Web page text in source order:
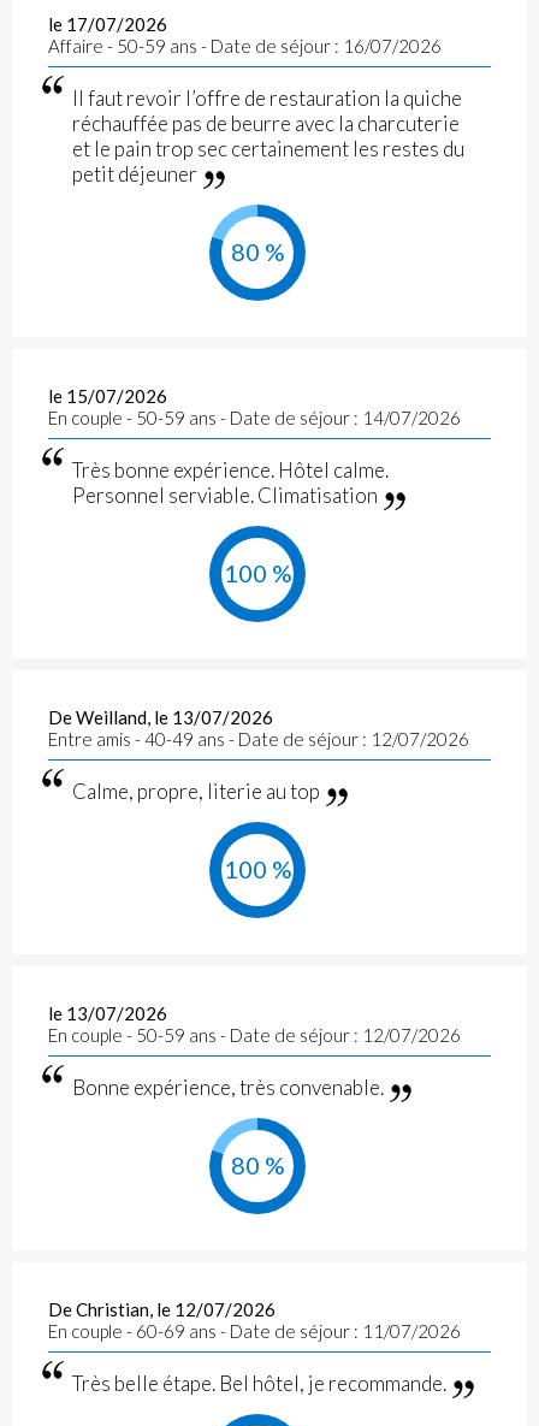
le 17/07/2026
Affaire - 50-59 ans - Date de séjour : 16/07/2026
Il faut revoir l’offre de restauration la quiche
réchauffée pas de beurre avec la charcuterie
et le pain trop sec certainement les restes du
petit déjeuner
80 %
le 15/07/2026
En couple - 50-59 ans - Date de séjour : 14/07/2026
Très bonne expérience. Hôtel calme.
Personnel serviable. Climatisation
100 %
De Weilland, le 13/07/2026
Entre amis - 40-49 ans - Date de séjour : 12/07/2026
Calme, propre, literie au top
100 %
le 13/07/2026
En couple - 50-59 ans - Date de séjour : 12/07/2026
Bonne expérience, très convenable.
80 %
De Christian, le 12/07/2026
En couple - 60-69 ans - Date de séjour : 11/07/2026
Très belle étape. Bel hôtel, je recommande.